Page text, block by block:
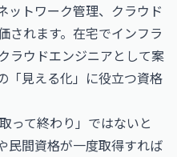
ットワーク管理、クラウド
されます。在宅でインフラ
ラウドエンジニアとして案
「見える化」に役立つ資格
って終わり」ではないと
民間資格が一度取得すれば